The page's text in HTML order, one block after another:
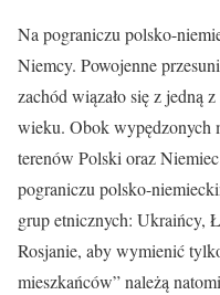
Na pograniczu polsko-
Niemcy. Powojenne
zachód wiązało się z
wieku. Obok wypędzonych
terenów Polski oraz
pograniczu polsko-
grup etnicznych: Ukraińcy,
Rosjanie, aby wymienić
mieszkańców” należą